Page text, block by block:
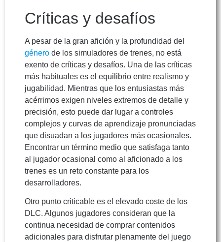
Críticas y desafíos
A pesar de la gran afición y la profundidad del
género de los simuladores de trenes, no está
exento de críticas y desafíos. Una de las críticas
más habituales es el equilibrio entre realismo y
jugabilidad. Mientras que los entusiastas más
acérrimos exigen niveles extremos de detalle y
precisión, esto puede dar lugar a controles
complejos y curvas de aprendizaje pronunciadas
que disuadan a los jugadores más ocasionales.
Encontrar un término medio que satisfaga tanto
al jugador ocasional como al aficionado a los
trenes es un reto constante para los
desarrolladores.
Otro punto criticable es el elevado coste de los
DLC. Algunos jugadores consideran que la
continua necesidad de comprar contenidos
adicionales para disfrutar plenamente del juego